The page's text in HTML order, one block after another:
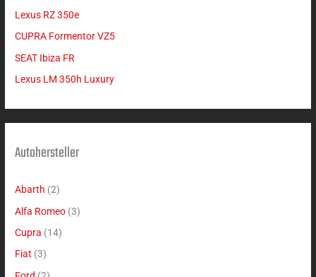
Lexus RZ 350e
CUPRA Formentor VZ5
SEAT Ibiza FR
Lexus LM 350h Luxury
Autohersteller
Abarth (2)
Alfa Romeo (3)
Cupra (14)
Fiat (3)